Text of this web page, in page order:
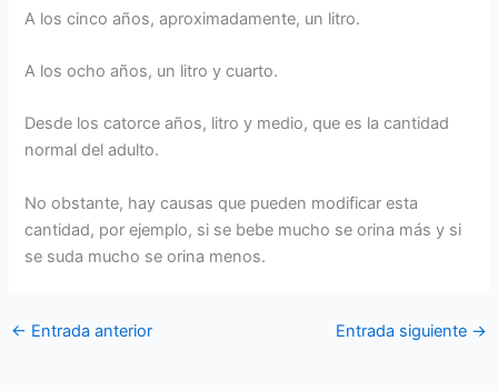
A los cinco años, aproximadamente, un litro.
A los ocho años, un litro y cuarto.
Desde los catorce años, litro y medio, que es la cantidad
normal del adulto.
No obstante, hay causas que pueden modificar esta
cantidad, por ejemplo, si se bebe mucho se orina más y si
se suda mucho se orina menos.
← Entrada anterior Entrada siguiente →